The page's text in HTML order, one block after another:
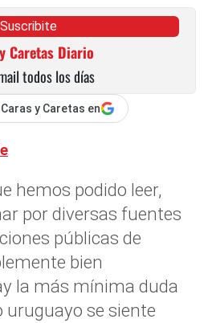
Suscribite
Caretas Diario
todos los días
y Caretas en
hemos podido leer,
por diversas fuentes
públicas de
bien
la más mínima duda
uruguayo se siente